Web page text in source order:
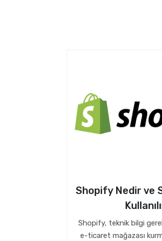
Shopify Nedir ve
Shopify, teknik bilgi
e-ticaret mağazası